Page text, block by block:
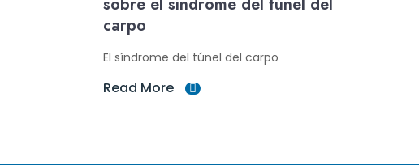
carpo
El síndrome del túnel del carpo
Read More